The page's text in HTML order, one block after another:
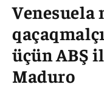
üçün ABŞ
Maduro